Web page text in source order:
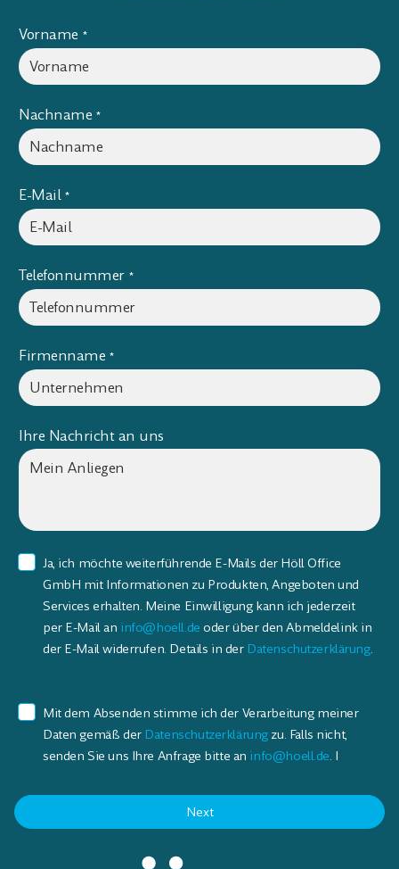
Vorname *
Nachname *
E-Mail *
Telefonnummer *
Firmenname *
Ihre Nachricht an uns
Ja, ich möchte weiterführende E-Mails der Höll Office
GmbH mit Informationen zu Produkten, Angeboten und
Services erhalten. Meine Einwilligung kann ich jederzeit
per E-Mail an info@hoell.de oder über den Abmeldelink in
der E-Mail widerrufen. Details in der Datenschutzerklärung.
Mit dem Absenden stimme ich der Verarbeitung meiner
Daten gemäß der Datenschutzerklärungzu. Falls nicht,
senden Sie uns Ihre Anfrage bitte an info@hoell.de. I
Next